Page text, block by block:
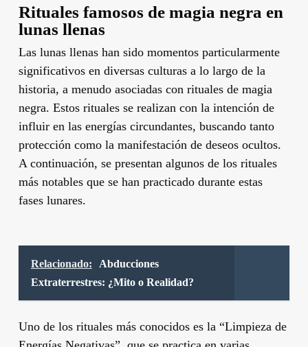
Rituales famosos de magia negra en
lunas llenas
Las lunas llenas han sido momentos particularmente
significativos en diversas culturas a lo largo de la
historia, a menudo asociadas con rituales de magia
negra. Estos rituales se realizan con la intención de
influir en las energías circundantes, buscando tanto
protección como la manifestación de deseos ocultos.
A continuación, se presentan algunos de los rituales
más notables que se han practicado durante estas
fases lunares.
Relacionado:
Abducciones
Extraterrestres: ¿Mito o Realidad?
Uno de los rituales más conocidos es la “Limpieza de